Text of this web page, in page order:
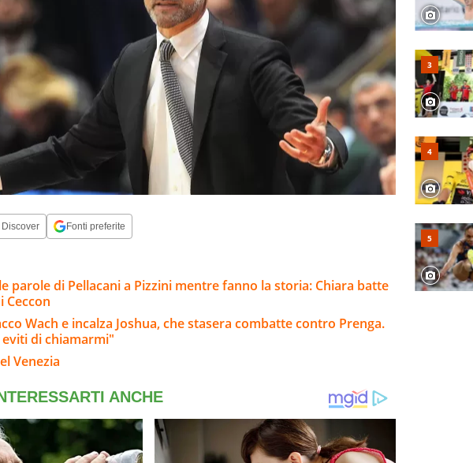
Fonti preferite
parole di Pellacani a Pizzini mentre fanno la storia: Chiara batte
Ceccon
Wach e incalza Joshua, che stasera combatte contro Prenga.
di chiamarmi"
Venezia